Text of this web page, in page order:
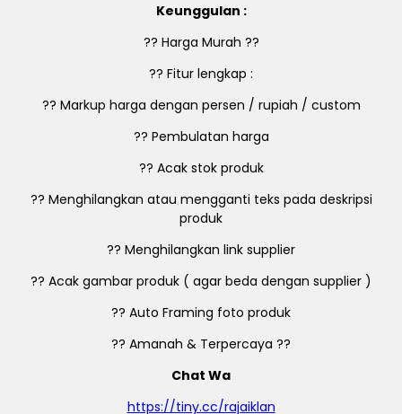
Keunggulan :
?? Harga Murah ??
?? Fitur lengkap :
?? Markup harga dengan persen / rupiah / custom
?? Pembulatan harga
?? Acak stok produk
?? Menghilangkan atau mengganti teks pada deskripsi
produk
?? Menghilangkan link supplier
?? Acak gambar produk ( agar beda dengan supplier )
?? Auto Framing foto produk
?? Amanah & Terpercaya ??
Chat Wa
https://tiny.cc/rajaiklan